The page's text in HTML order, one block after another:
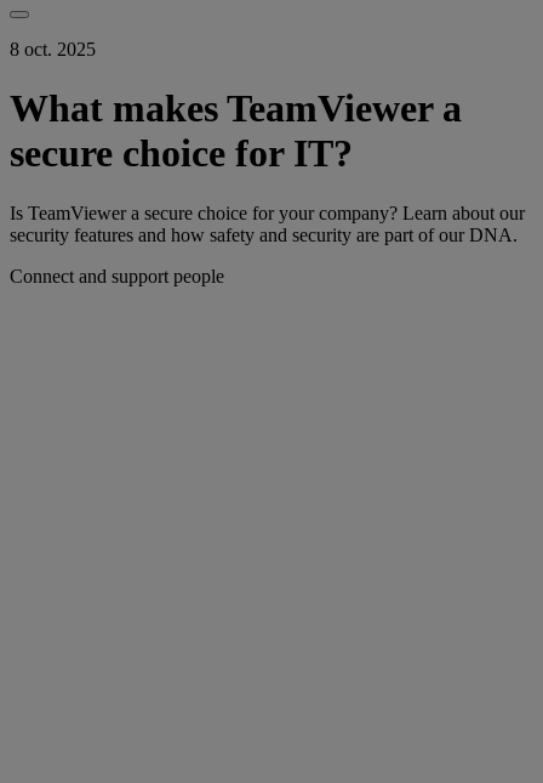
8 oct. 2025
What makes TeamViewer a
secure choice for IT?
Is TeamViewer a secure choice for your company? Learn about our
security features and how safety and security are part of our DNA.
Connect and support people